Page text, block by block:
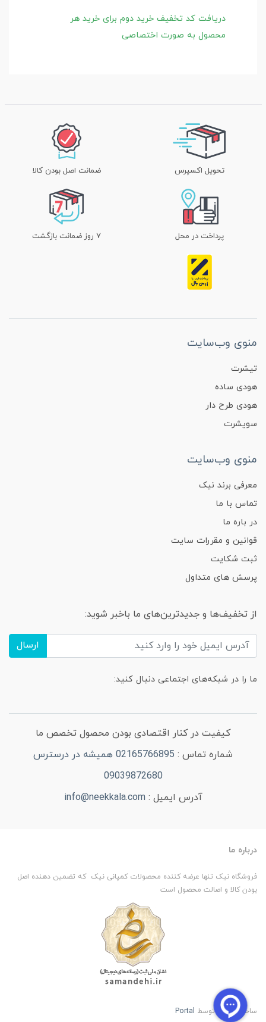
دریافت کد تخفیف خرید دوم برای خرید هر
محصول به صورت اختصاصی
تحویل اکسپرس ضمانت اصل بودن کالا
پرداخت در محل ۷ روز ضمانت بازگشت
منوی وب‌سایت
تیشرت
هودی ساده
هودی طرح دار
سویشرت
منوی وب‌سایت
معرفی برند نیک
تماس با ما
در باره ما
قوانین و مقررات سایت
ثبت شکایت
پرسش های متداول
از تخفیف‌ها و جدیدترین‌های ما باخبر شوید:
ارسال
ما را در شبکه‌های اجتماعی دنبال کنید:
کیفیت در کنار اقتصادی بودن محصول تخصص ما
شماره تماس :
02165766895 همیشه در درسترس
09039872680
آدرس ایمیل : info@neekkala.com
درباره ما
فروشگاه نیک تنها عرضه کننده محصولات کمپانی نیک که تضمین دهنده اصل
بودن کالا و اصالت محصول است
ساخت سایت توسط Portal